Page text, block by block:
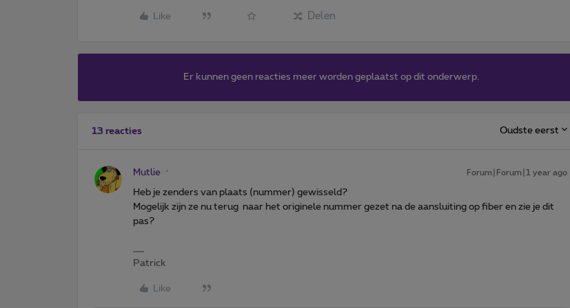
Like Delen
Er kunnen geen reacties meer worden geplaatst op dit onderwerp.
13 reacties Oudste eerst
Mutlie Forum|Forum|1 year ago
Heb je zenders van plaats (nummer) gewisseld?
Mogelijk zijn ze nu terug naar het originele nummer gezet na de aansluiting op fiber en zie je dit
pas?
Patrick
Like